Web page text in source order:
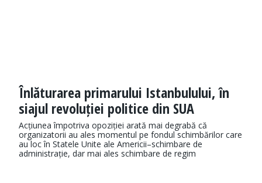
Înlăturarea primarului Istanbulului, în
siajul revoluției politice din SUA
Acțiunea împotriva opoziției arată mai degrabă că
organizatorii au ales momentul pe fondul schimbărilor care
au loc în Statele Unite ale Americii–schimbare de
administrație, dar mai ales schimbare de regim